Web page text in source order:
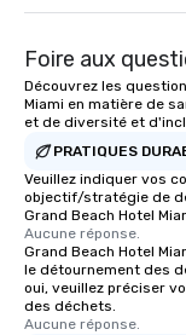
Foire aux
Découvrez les
Miami en matière de
et de diversité et
PRATIQUES
Veuillez indiquer vos
objectif/stratégie de
Grand Beach Hotel
Aucune réponse.
Grand Beach Hotel
le détournement des
oui, veuillez préciser
des déchets.
Aucune réponse.